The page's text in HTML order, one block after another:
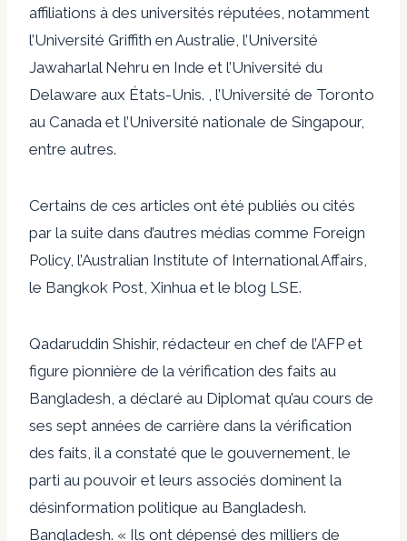
affiliations à des universités réputées, notamment
l’Université Griffith en Australie, l’Université
Jawaharlal Nehru en Inde et l’Université du
Delaware aux États-Unis. , l’Université de Toronto
au Canada et l’Université nationale de Singapour,
entre autres.
Certains de ces articles ont été publiés ou cités
par la suite dans d’autres médias comme Foreign
Policy, l’Australian Institute of International Affairs,
le Bangkok Post, Xinhua et le blog LSE.
Qadaruddin Shishir, rédacteur en chef de l’AFP et
figure pionnière de la vérification des faits au
Bangladesh, a déclaré au Diplomat qu’au cours de
ses sept années de carrière dans la vérification
des faits, il a constaté que le gouvernement, le
parti au pouvoir et leurs associés dominent la
désinformation politique au Bangladesh.
Bangladesh. « Ils ont dépensé des milliers de